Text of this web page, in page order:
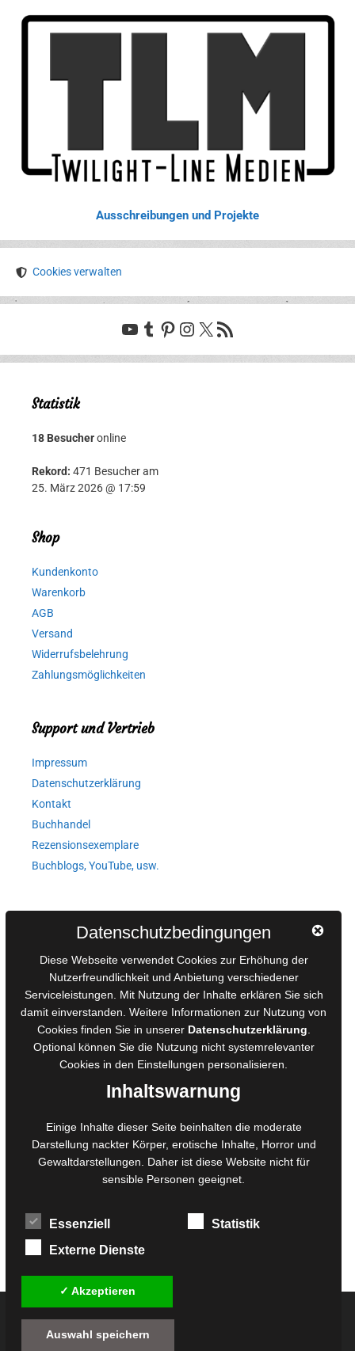
Ausschreibungen und Projekte
Cookies verwalten
YouTube
Tumblr
Pinterest
Instagram
X RSS-Feed
Statistik
18 Besucheronline
Rekord: 471 Besucher am
25. März 2026 @ 17:59
Shop
Kundenkonto
Warenkorb
AGB
Versand
Widerrufsbelehrung
Zahlungsmöglichkeiten
Support und Vertrieb
Impressum
Datenschutzerklärung
Kontakt
Buchhandel
Rezensionsexemplare
Buchblogs, YouTube, usw.
AGB für Medienprojekte
Online-Artikel
Manuskripte einreichen
Ausschreibungen
Belegexemplare
Eigenbedarfsexemplare
Foto- und Bildbearbeitung
Fotorestauration
Creative Artwork
MPS Fotografie
WordPress Support
Datenschutzbedingungen
Diese Webseite verwendet Cookies zur Erhöhung der
Nutzerfreundlichkeit und Anbietung verschiedener
Serviceleistungen. Mit Nutzung der Inhalte erklären Sie sich
damit einverstanden. Weitere Informationen zur Nutzung von
Cookies finden Sie in unserer Datenschutzerklärung
Optional können Sie die Nutzung nicht systemrelevanter
Cookies in den Einstellungen personalisieren.
Inhaltswarnung
Einige Inhalte dieser Seite beinhalten die moderate
Darstellung nackter Körper, erotische Inhalte, Horror und
Gewaltdarstellungen. Daher ist diese Website nicht für
sensible Personen geeignet.
Essenziell
Statistik
Externe Dienste
✓ Akzeptieren
Auswahl speichern